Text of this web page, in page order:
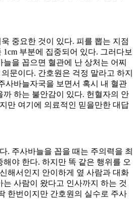
중요한 것이 있다. 피를 뽑는 지점
부분에 집중되어 있다. 그러다보
을 꼽으면 혈관에 난 상처는 어찌
문이다. 간호원은 걱정 말라고 하지
사바늘자국을 보면서 혹시 내 혈관
까 하는 불안감이 있다. 헌혈자의 안
만 여기에 의료적인 믿을만한 대답
. 주사바늘을 꼽을 때는 주의력을 최
해야 한다. 하지만 똑 같은 행위를 오
해서인지 안이하게 옆 사람과 대화
는 사람이 왔다고 인사까지 하는 것
한번이지만 간호원의 실수로 주사